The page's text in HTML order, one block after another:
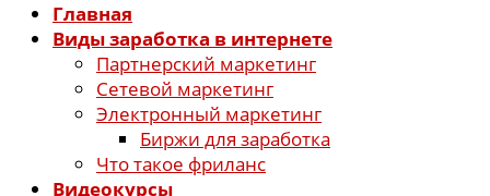
Главная
Виды заработка в интернете
Партнерский маркетинг
Сетевой маркетинг
Электронный маркетинг
Биржи для заработка
Что такое фриланс
Видеокурсы